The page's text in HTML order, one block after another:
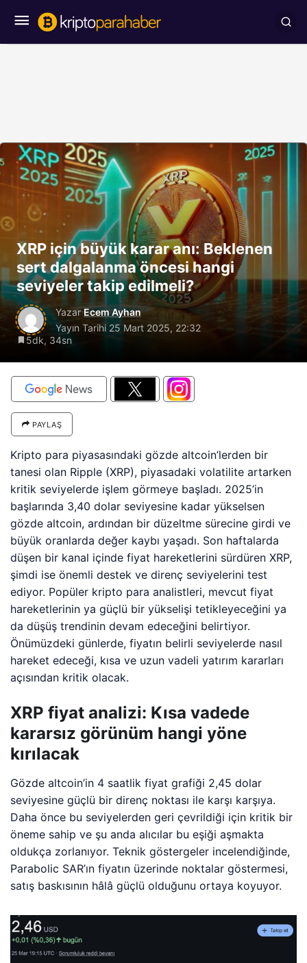
XRP için büyük karar anı: Beklenen
sert dalgalanma öncesi hangi
seviyeler takip edilmeli?
YazarEcem Ayhan
Yayın Tarihi 25 Mart 2025, 22:32
5dk, 34sn
PAYLAŞ
Kripto para piyasasındaki gözde altcoin’lerden bir
tanesi olan Ripple (XRP), piyasadaki volatilite artarken
kritik seviyelerde işlem görmeye başladı. 2025’in
başlarında 3,40 dolar seviyesine kadar yükselsen
gözde altcoin, ardından bir düzeltme sürecine girdi ve
büyük oranlarda değer kaybı yaşadı. Son haftalarda
düşen bir kanal içinde fiyat hareketlerini sürdüren XRP,
şimdi ise önemli destek ve direnç seviyelerini test
ediyor. Popüler kripto para analistleri, mevcut fiyat
hareketlerinin ya güçlü bir yükselişi tetikleyeceğini ya
da düşüş trendinin devam edeceğini belirtiyor.
Önümüzdeki günlerde, fiyatın belirli seviyelerde nasıl
hareket edeceği, kısa ve uzun vadeli yatırım kararları
açısından kritik olacak.
XRP fiyat analizi: Kısa vadede
kararsız görünüm hangi yöne
kırılacak
Gözde altcoin’in 4 saatlik fiyat grafiği 2,45 dolar
seviyesine güçlü bir direnç noktası ile karşı karşıya.
Daha önce bu seviyelerden geri çevrildiği için kritik bir
öneme sahip ve şu anda alıcılar bu eşiği aşmakta
oldukça zorlanıyor. Teknik göstergeler incelendiğinde,
Parabolic SAR’ın fiyatın üzerinde noktalar göstermesi,
satış baskısının hâlâ güçlü olduğunu ortaya koyuyor.